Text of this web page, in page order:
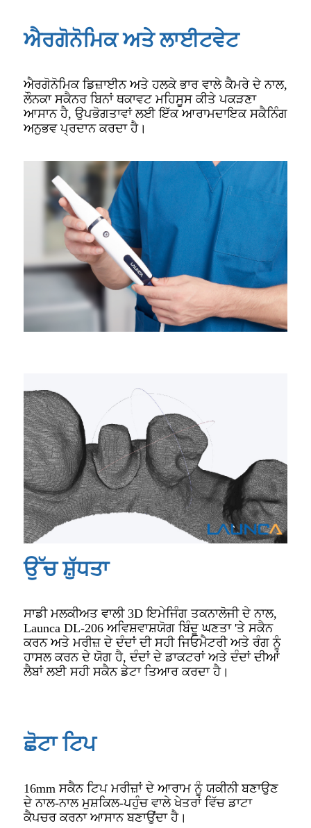
ਐਰਗੋਨੋਮਿਕ ਅਤੇ ਲਾਈਟਵੇਟ
ਐਰਗੋਨੋਮਿਕ ਡਿਜ਼ਾਈਨ ਅਤੇ ਹਲਕੇ ਭਾਰ ਵਾਲੇ ਕੈਮਰੇ ਦੇ ਨਾਲ,
ਲੌਨਕਾ ਸਕੈਨਰ ਬਿਨਾਂ ਥਕਾਵਟ ਮਹਿਸੂਸ ਕੀਤੇ ਪਕੜਣਾ
ਆਸਾਨ ਹੈ, ਉਪਭੋਗਤਾਵਾਂ ਲਈ ਇੱਕ ਆਰਾਮਦਾਇਕ ਸਕੈਨਿੰਗ
ਅਨੁਭਵ ਪ੍ਰਦਾਨ ਕਰਦਾ ਹੈ।
ਉੱਚ ਸ਼ੁੱਧਤਾ
ਸਾਡੀ ਮਲਕੀਅਤ ਵਾਲੀ 3D ਇਮੇਜਿੰਗ ਤਕਨਾਲੋਜੀ ਦੇ ਨਾਲ,
Launca DL-206 ਅਵਿਸ਼ਵਾਸ਼ਯੋਗ ਬਿੰਦੂ ਘਣਤਾ 'ਤੇ ਸਕੈਨ
ਕਰਨ ਅਤੇ ਮਰੀਜ਼ ਦੇ ਦੰਦਾਂ ਦੀ ਸਹੀ ਜਿਓਮੈਟਰੀ ਅਤੇ ਰੰਗ ਨੂੰ
ਹਾਸਲ ਕਰਨ ਦੇ ਯੋਗ ਹੈ, ਦੰਦਾਂ ਦੇ ਡਾਕਟਰਾਂ ਅਤੇ ਦੰਦਾਂ ਦੀਆਂ
ਲੈਬਾਂ ਲਈ ਸਹੀ ਸਕੈਨ ਡੇਟਾ ਤਿਆਰ ਕਰਦਾ ਹੈ।
ਛੋਟਾ ਟਿਪ
16mm ਸਕੈਨ ਟਿਪ ਮਰੀਜ਼ਾਂ ਦੇ ਆਰਾਮ ਨੂੰ ਯਕੀਨੀ ਬਣਾਉਣ
ਦੇ ਨਾਲ-ਨਾਲ ਮੁਸ਼ਕਿਲ-ਪਹੁੰਚ ਵਾਲੇ ਖੇਤਰਾਂ ਵਿੱਚ ਡਾਟਾ
ਕੈਪਚਰ ਕਰਨਾ ਆਸਾਨ ਬਣਾਉਂਦਾ ਹੈ।